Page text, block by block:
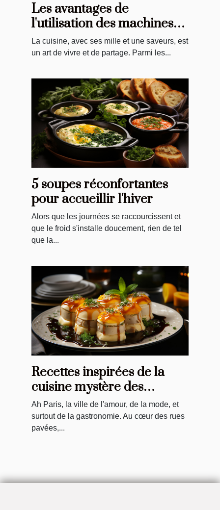
Les avantages de
l'utilisation des machines
sous vide pour la cuisine
quotidienne
La cuisine, avec ses mille et une saveurs, est
un art de vivre et de partage. Parmi les...
5 soupes réconfortantes
pour accueillir l'hiver
Alors que les journées se raccourcissent et
que le froid s'installe doucement, rien de tel
que la...
Recettes inspirées de la
cuisine mystère des
restaurants
gastronomiques parisiens
Ah Paris, la ville de l'amour, de la mode, et
surtout de la gastronomie. Au cœur des rues
pavées,...